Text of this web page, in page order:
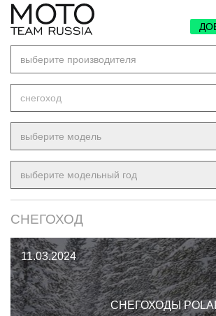
выберите производителя
снегоход
выберите модель
выберите модельный год
СНЕГОХОД
11.03.2024
СНЕГОХОДЫ